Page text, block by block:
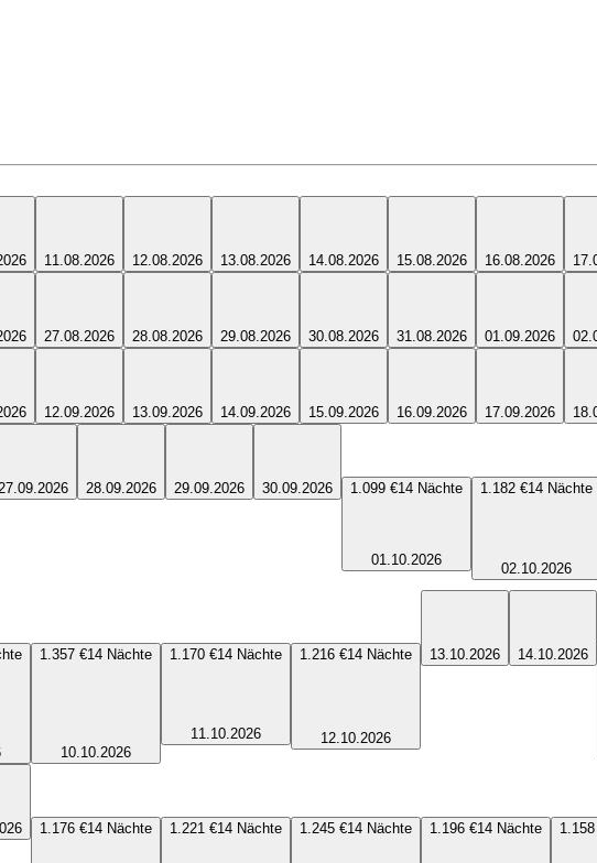
11.08.2026 12.08.2026 13.08.2026 14.08.2026 15.08.2026 16.08.2026
27.08.2026 28.08.2026 29.08.2026 30.08.2026 31.08.2026 01.09.2026
12.09.2026 13.09.2026 14.09.2026 15.09.2026 16.09.2026 17.09.2026
28.09.2026 29.09.2026 30.09.2026 1.099 €14 Nächte
01.10.2026
1.182 €14 Nächte
02.10.2026
1.357 €14 Nächte
10.10.2026
1.170 €14 Nächte
11.10.2026
1.216 €14 Nächte
12.10.2026
13.10.2026 14.10.2026
1.176 €14 Nächte 1.221 €14 Nächte 1.245 €14 Nächte 1.196 €14 Nächte